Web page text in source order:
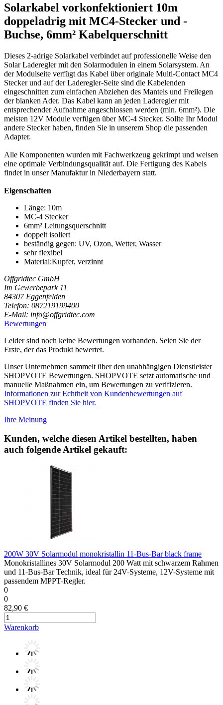
Solarkabel vorkonfektioniert 10m
doppeladrig mit MC4-Stecker und -
Buchse, 6mm² Kabelquerschnitt
Dieses 2-adrige Solarkabel verbindet auf professionelle Weise den
Solar Laderegler mit den Solarmodulen in einem Solarsystem. An
der Modulseite verfügt das Kabel über originale Multi-Contact MC4
Stecker und auf der Laderegler-Seite sind die Kabelenden
eingeschnitten zum einfachen Abziehen des Mantels und Freilegen
der blanken Ader. Das Kabel kann an jeden Laderegler mit
entsprechender Aufnahme angeschlossen werden (min. 6mm²). Die
meisten 12V Module verfügen über MC-4 Stecker. Sollte Ihr Modul
andere Stecker haben, finden Sie in unserem Shop die passenden
Adapter.
Alle Komponenten wurden mit Fachwerkzeug gekrimpt und weisen
eine optimale Verbindungsqualität auf. Die Fertigung des Kabels
findet in unser Manufaktur in Niederbayern statt.
Eigenschaften
Länge: 10m
MC-4 Stecker
6mm² Leitungsquerschnitt
doppelt isoliert
beständig gegen: UV, Ozon, Wetter, Wasser
sehr flexibel
Material:Kupfer, verzinnt
Offgridtec GmbH
Im Gewerbepark 11
84307 Eggenfelden
Telefon: 087219199400
E-Mail: info@offgridtec.com
Bewertungen
Leider sind noch keine Bewertungen vorhanden. Seien Sie der
Erste, der das Produkt bewertet.
Unser Unternehmen sammelt über den unabhängigen Dienstleister
SHOPVOTE Bewertungen. SHOPVOTE setzt automatische und
manuelle Maßnahmen ein, um Bewertungen zu verifizieren.
Informationen zur Echtheit von Kundenbewertungen auf
SHOPVOTE finden Sie hier.
Ihre Meinung
Kunden, welche diesen Artikel bestellten, haben
auch folgende Artikel gekauft:
200W 30V Solarmodul monokristallin 11-Bus-Bar black frame
Monokristallines 30V Solarmodul 200 Watt mit schwarzem Rahmen
und 11-Bus-Bar Technik, ideal für 24V-Systeme, 12V-Systeme mit
passendem MPPT-Regler.
0
0
82,90 €
Warenkorb